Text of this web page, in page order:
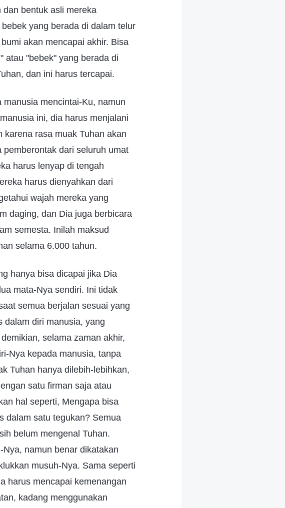
bentuk asli mereka
yang berada di dalam telur
akan mencapai akhir. Bisa
atau "bebek" yang berada di
dan ini harus tercapai.
mencintai-Ku, namun
ini, dia harus menjalani
karena rasa muak Tuhan akan
dari seluruh umat
harus lenyap di tengah
harus dienyahkan dari
wajah mereka yang
daging, dan Dia juga berbicara
semesta. Inilah maksud
selama 6.000 tahun.
hanya bisa dicapai jika Dia
mata-Nya sendiri. Ini tidak
semua berjalan sesuai yang
dalam diri manusia, yang
selama zaman akhir,
Nya kepada manusia, tanpa
Tuhan hanya dilebih-lebihkan,
satu firman saja atau
hal seperti, Mengapa bisa
dalam satu tegukan? Semua
belum mengenal Tuhan.
namun benar dikatakan
musuh-Nya. Sama seperti
harus mencapai kemenangan
kadang menggunakan